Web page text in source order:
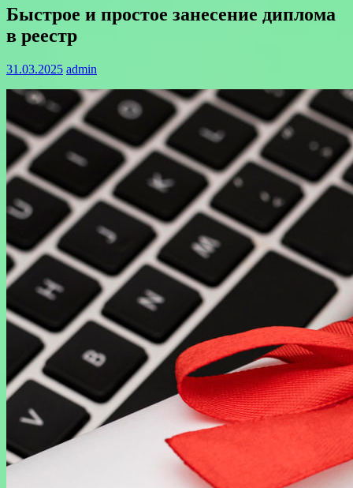
Быстрое и простое занесение диплома
в реестр
31.03.2025 admin